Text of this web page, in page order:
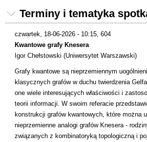
Terminy i tematyka
czwartek, 18-06-2026 - 10:15 , 604
Kwantowe grafy Knesera
Igor Chełstowski (Uniwersytet Warszawski)
Grafy kwantowe są nieprzemiennym
klasycznych grafów w duchu twierdzenia
one wiele interesujących właściwości i
teorii informacji. W swoim referacie
konstrukcji grafów kwantowych, które można
nieprzemienne analogi grafów Knesera -
związanych z kombinatoryką topologiczną i